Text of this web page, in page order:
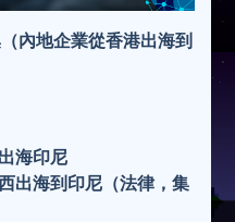
內地企業從香港出海到
海印尼
出海到印尼（法律，集